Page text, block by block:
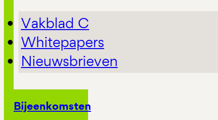
Vakblad C
Whitepapers
Nieuwsbrieven
Bijeenkomsten